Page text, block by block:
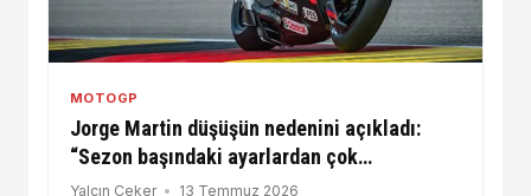
MOTOGP
Jorge Martin düşüşün nedenini açıkladı:
“Sezon başındaki ayarlardan çok
uzaklaştık”
Yalçın Çeker 13 Temmuz 2026